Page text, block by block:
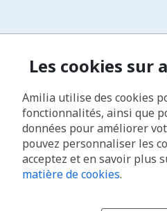
Les cookies sur
Amilia utilise des cookies
fonctionnalités, ainsi que
données pour améliorer
pouvez personnaliser les
acceptez et en savoir plus
matière de cookies.